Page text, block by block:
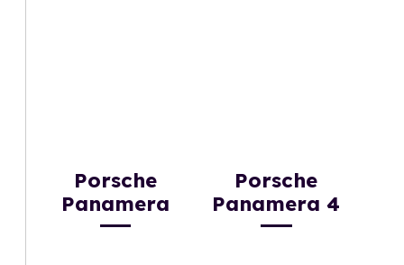
Porsche
Panamera
Porsche
Panamera 4